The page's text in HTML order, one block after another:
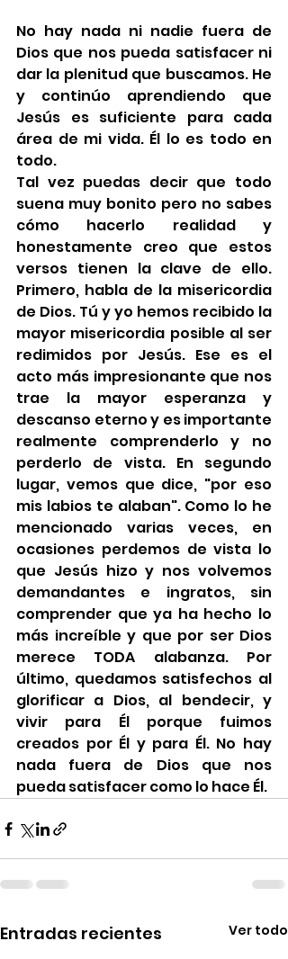
No hay nada ni nadie fuera de
Dios que nos pueda satisfacer ni
dar la plenitud que buscamos. He
y continúo aprendiendo que
Jesús es suficiente para cada
área de mi vida. Él lo es todo en
todo.
Tal vez puedas decir que todo
suena muy bonito pero no sabes
cómo hacerlo realidad y
honestamente creo que estos
versos tienen la clave de ello.
Primero, habla de la misericordia
de Dios. Tú y yo hemos recibido la
mayor misericordia posible al ser
redimidos por Jesús. Ese es el
acto más impresionante que nos
trae la mayor esperanza y
descanso eterno y es importante
realmente comprenderlo y no
perderlo de vista. En segundo
lugar, vemos que dice, "por eso
mis labios te alaban". Como lo he
mencionado varias veces, en
ocasiones perdemos de vista lo
que Jesús hizo y nos volvemos
demandantes e ingratos, sin
comprender que ya ha hecho lo
más increíble y que por ser Dios
merece TODA alabanza. Por
último, quedamos satisfechos al
glorificar a Dios, al bendecir, y
vivir para Él porque fuimos
creados por Él y para Él. No hay
nada fuera de Dios que nos
pueda satisfacer como lo hace Él.
Entradas recientes Ver todo